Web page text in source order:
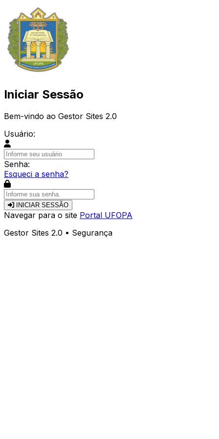
Iniciar Sessão
Bem-vindo ao Gestor Sites 2.0
Usuário:
Senha:
Esqueci a senha?
INICIAR SESSÃO
Navegar para o site Portal UFOPA
Gestor Sites 2.0 • Segurança